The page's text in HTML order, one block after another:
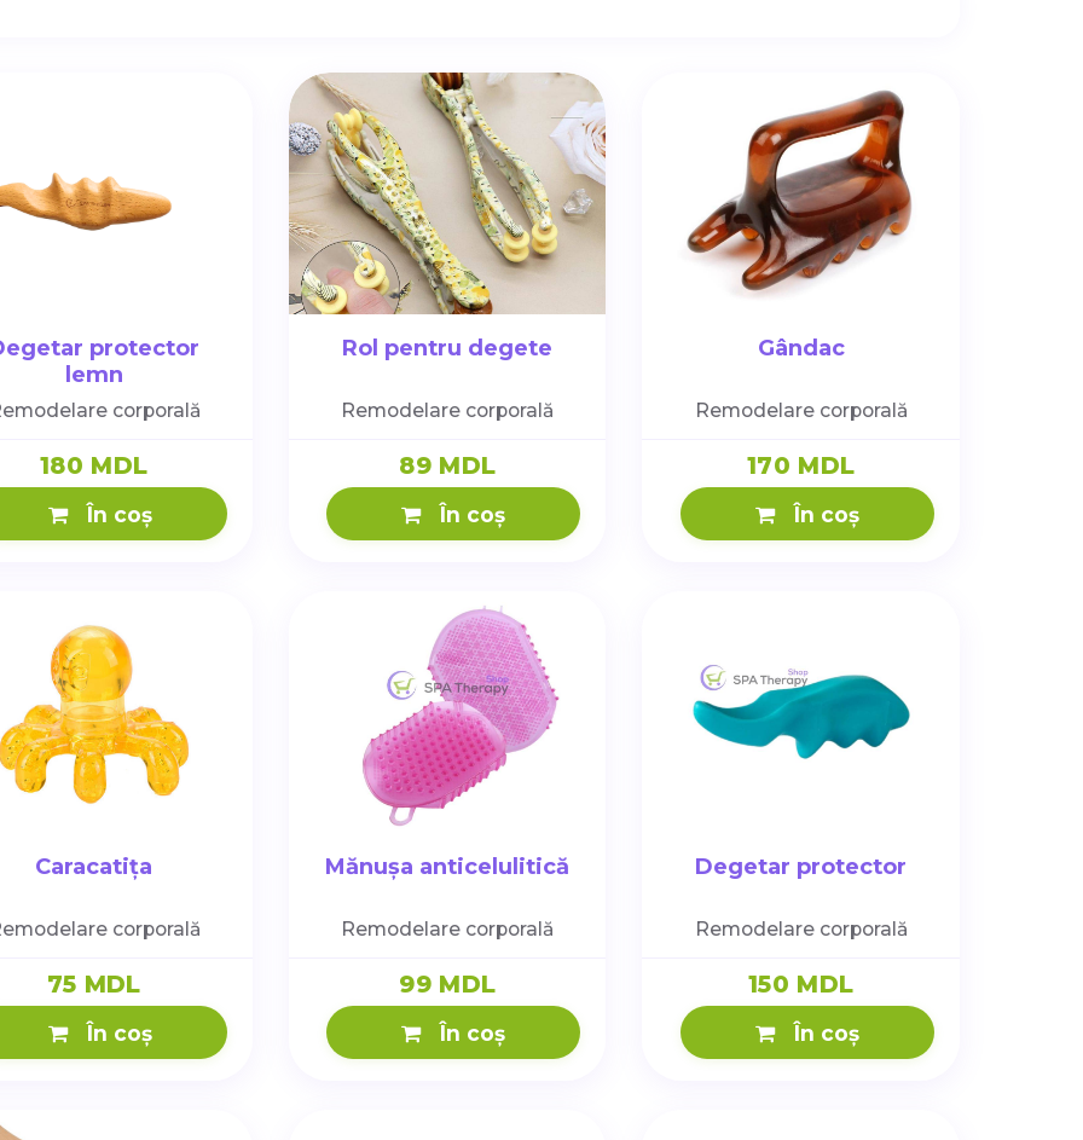
protector
lemn
corporală
180 MDL
În coș
Rol pentru degete
Remodelare corporală
89 MDL
În coș
Gândac
Remodelare corporală
170 MDL
În coș
Caracatița
corporală
75 MDL
În coș
Mănușa anticelulitică
Remodelare corporală
99 MDL
În coș
Degetar protector
Remodelare corporală
150 MDL
În coș